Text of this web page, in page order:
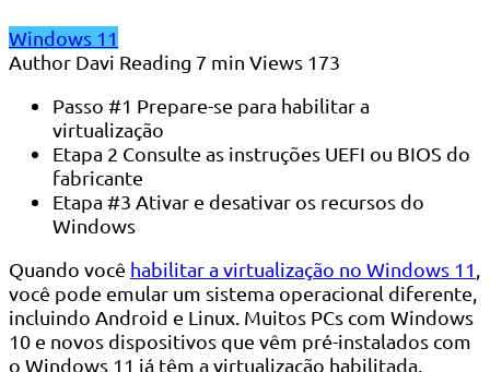
Windows 11
Author Davi Reading 7 min Views 173
Passo #1 Prepare-se para habilitar a
virtualização
Etapa 2 Consulte as instruções UEFI ou BIOS do
fabricante
Etapa #3 Ativar e desativar os recursos do
Windows
Quando você habilitar a virtualização no Windows 11
você pode emular um sistema operacional diferente,
incluindo Android e Linux. Muitos PCs com Windows
10 e novos dispositivos que vêm pré-instalados com
o Windows 11 já têm a virtualização habilitada,